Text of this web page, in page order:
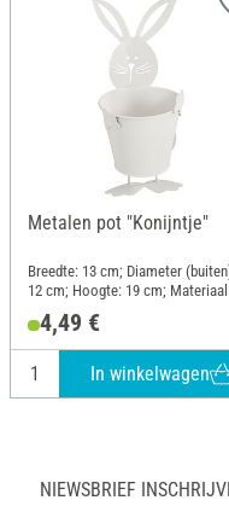
Metalen pot "Konijntje"
Breedte: 13 cm; Diameter
12 cm; Hoogte: 19 cm;
4,49 €
In winkelwagen
NIEWSBRIEF